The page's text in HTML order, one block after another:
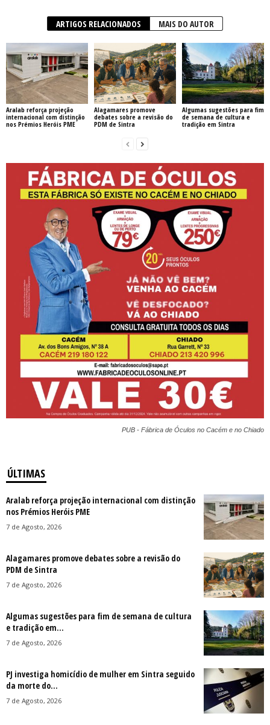
ARTIGOS RELACIONADOS MAIS DO AUTOR
Aralab reforça projeção
internacional com distinção
nos Prémios Heróis PME
Alagamares promove
debates sobre a revisão do
PDM de Sintra
Algumas sugestões para fim
de semana de cultura e
tradição em Sintra
PUB - Fábrica de Óculos no Cacém e no Chiado
ÚLTIMAS
Aralab reforça projeção internacional com distinção
nos Prémios Heróis PME
7 de Agosto, 2026
Alagamares promove debates sobre a revisão do
PDM de Sintra
7 de Agosto, 2026
Algumas sugestões para fim de semana de cultura
e tradição em...
7 de Agosto, 2026
PJ investiga homicídio de mulher em Sintra seguido
da morte do...
7 de Agosto, 2026